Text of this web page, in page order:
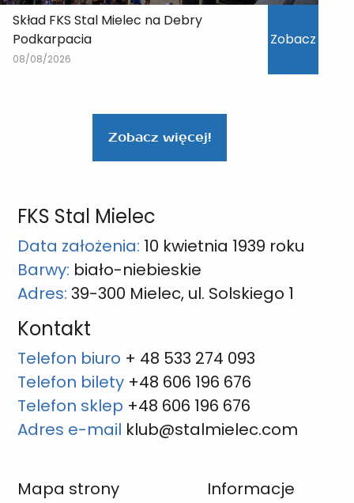
Skład FKS Stal Mielec na Debry
Podkarpacia
08/08/2026
Zobacz
Zobacz więcej!
FKS Stal Mielec
Data założenia: 10 kwietnia 1939 roku
Barwy: biało-niebieskie
Adres: 39-300 Mielec, ul. Solskiego 1
Kontakt
Telefon biuro + 48 533 274 093
Telefon bilety +48 606 196 676
Telefon sklep +48 606 196 676
Adres e-mail klub@stalmielec.com
Mapa strony Informacje